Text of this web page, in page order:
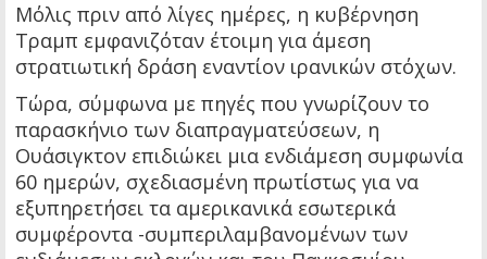
Μόλις πριν από λίγες ημέρες, η κυβέρνηση
Τραμπ εμφανιζόταν έτοιμη για άμεση
στρατιωτική δράση εναντίον ιρανικών στόχων.
Τώρα, σύμφωνα με πηγές που γνωρίζουν το
παρασκήνιο των διαπραγματεύσεων, η
Ουάσιγκτον επιδιώκει μια ενδιάμεση συμφωνία
60 ημερών, σχεδιασμένη πρωτίστως για να
εξυπηρετήσει τα αμερικανικά εσωτερικά
συμφέροντα -συμπεριλαμβανομένων των